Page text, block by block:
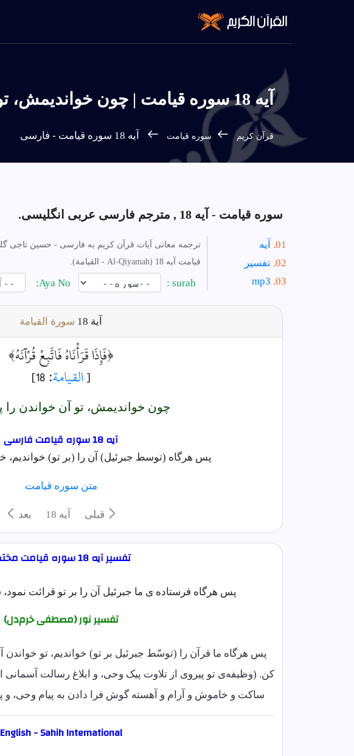
آیه 18 سوره قيامت | چون خوانديمش، تو آن خواندن را پيروى كن.
قرآن كريم سوره قيامت آیه 18 سوره قيامت - فارسی
سوره قيامت - آیه 18 , مترجم فارسی عربی انگلیسی.
آیه
تفسیر
mp3
ترجمه معانی آیات قرآن کریم به فارسی - حسین تاجی
قيامت آیه 18 (Al-Qiyamah - القيامة).
آية سورة القيامة
﴿فَإِذَا قَرَأْنَاهُ فَاتَّبِعْ قُرْآنَهُ﴾
[القيامة: 18]
چون خوانديمش، تو آن خواندن را
آیه 18 سوره قيامت فارسى
پس هرگاه (توسط جبرئیل) آن را (بر تو) خواندیم،
متن سوره قيامت
قبلی آيه 18 بعد
تفسیر آیه 18 سوره قيامت مختصر
پس هرگاه فرستاده ی ما جبرئیل آن را بر تو قرائت
تفسیر نور (مصطفی خرم‌دل)
پس هرگاه ما قرآن را (توسّط جبرئیل بر تو) خواندیم، تو خواندن
کن. (وظیفه‌ی تو پیروی از تلاوت پیک وحی، و ابلاغ رسالت
ساکت و خاموش و آرام و آهسته گوش فرا دادن به پیام وحی،
English - Sahih International